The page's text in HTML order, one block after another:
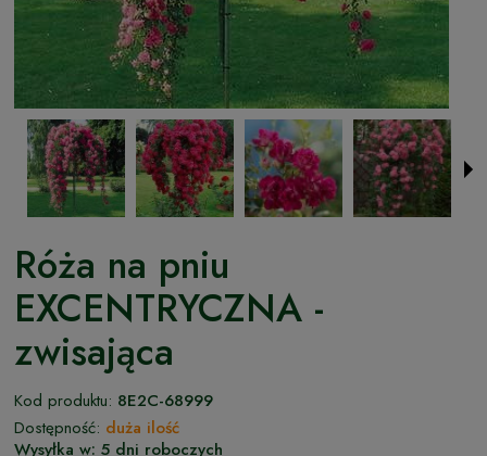
Róża na pniu
EXCENTRYCZNA -
zwisająca
Kod produktu: 8E2C-68999
Dostępność: duża ilość
Wysyłka w: 5 dni roboczych